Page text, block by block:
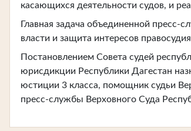
касающихся деятельности судов, и
Главная задача объединенной пресс-
власти и защита интересов
Постановлением Совета судей
юрисдикции Республики Дагестан
юстиции 3 класса, помощник судьи
пресс-службы Верховного Суда